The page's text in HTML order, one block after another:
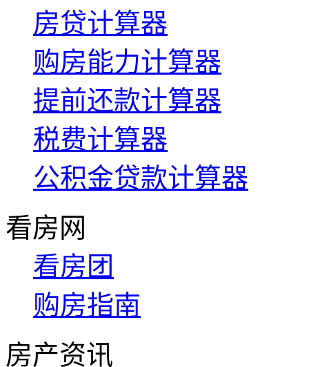
房贷计算器
购房能力计算器
提前还款计算器
税费计算器
公积金贷款计算器
看房网
看房团
购房指南
房产资讯